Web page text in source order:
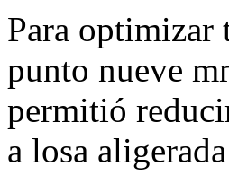
Para optimizar
punto nueve
permitió
a losa